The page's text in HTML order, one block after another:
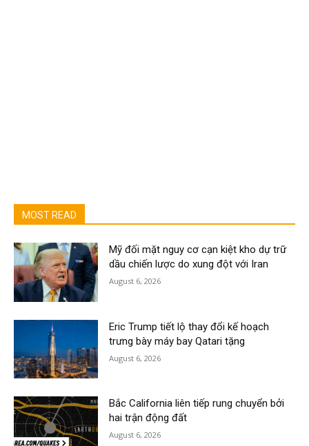
MOST READ
Mỹ đối mặt nguy cơ cạn kiệt kho dự trữ
dầu chiến lược do xung đột với Iran
August 6, 2026
Eric Trump tiết lộ thay đổi kế hoạch
trưng bày máy bay Qatari tặng
August 6, 2026
Bắc California liên tiếp rung chuyển bởi
hai trận động đất
August 6, 2026